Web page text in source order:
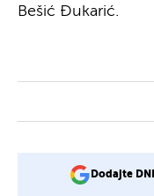
Bešić Đukarić.
Dodajte